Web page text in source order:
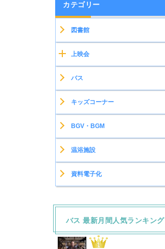
カテゴリー
図書館
上映会
バス
キッズコーナー
BGV・BGM
温浴施設
資料電子化
バス 最新月間人気ランキング